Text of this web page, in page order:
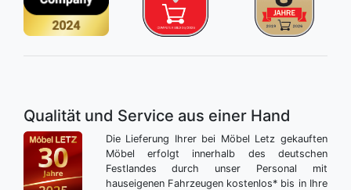
Qualität und Service aus einer Hand
Die Lieferung Ihrer bei Möbel Letz gekauften
Möbel erfolgt innerhalb des deutschen
Festlandes durch unser Personal mit
hauseigenen Fahrzeugen kostenlos* bis in Ihre